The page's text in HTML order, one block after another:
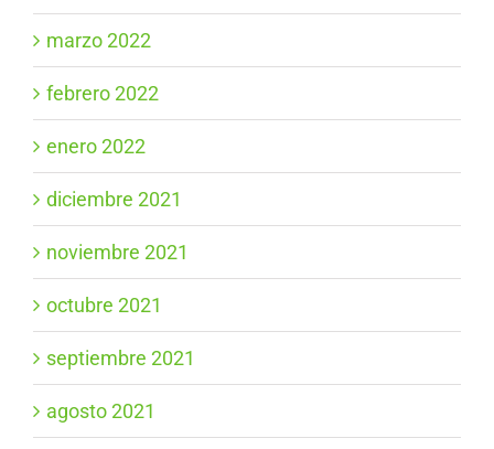
marzo 2022
febrero 2022
enero 2022
diciembre 2021
noviembre 2021
octubre 2021
septiembre 2021
agosto 2021